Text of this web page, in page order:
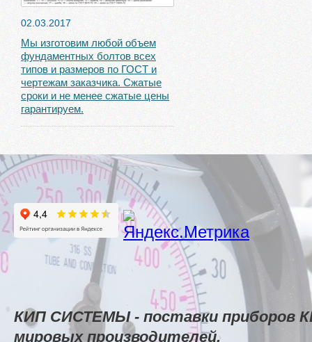
02.03.2017
Мы изготовим любой объем
фундаментных болтов всех
типов и размеров по ГОСТ и
чертежам заказчика. Сжатые
сроки и не менее сжатые цены
гарантируем.
КИП СИСТЕМЫ - поставки приборов
мировых производителей.